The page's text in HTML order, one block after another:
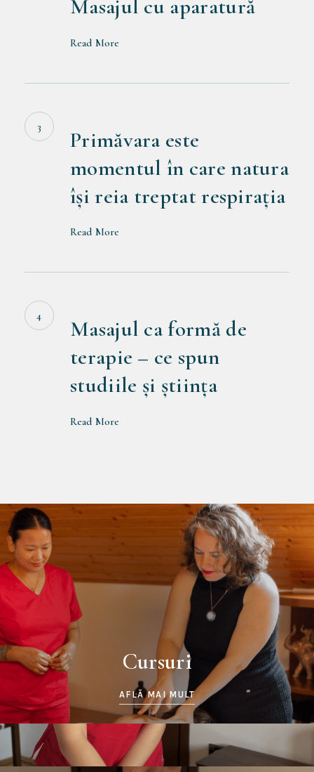
Masajul cu aparatură
Read More
este
momentul
respirația
Primăvara este
momentul în care natura
își reia treptat respirația
Read More
ca
formă
Masajul ca formă de
terapie – ce spun
studiile și știința
Read More
Cursuri
AFLĂ MAI MULT